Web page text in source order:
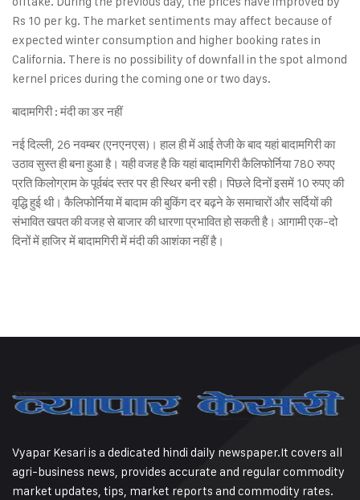
Rs 10 per kg. The market sentiments may affect because of
expected winter consumption and higher booking rates in
California. There is no possibility of downfall in the spot almond
kernel prices during the coming one or two days.
बादामगिरी : मंदी का डर नहीं
नई दिल्ली, 26 नवम्बर (एनएनएस)। हाल ही में आई तेजी के बाद यहां बादामगिरी का
उठाव सुस्त ही बना हुआ है। यही वजह है कि यहां बादामगिरी कैलिफोर्निया 780 रुपए
प्रति किलोग्राम के पूर्वबंद स्तर पर ही स्थिर बनी रही। पिछले दिनों इसमें 10 रुपए की
वृद्धि हुई थी। कैलिफोर्निया में बादाम की बुकिंग दर बढ़ने के समाचारों और सर्दियों की
संभावित खपत की वजह से बाजार की धारणा प्रभावित हो सकती है। आगामी एक-दो
दिनों में हाजिर में बादामगिरी में मंदी की आशंका नहीं है।
Vyapar Kesari is a dedicated hindi daily newspaper.It covers all
agri-business news, provides accurate and regular commodity
market updates, tips, market reports and commodity rates.